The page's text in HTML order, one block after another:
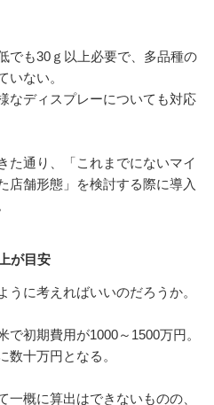
も30ｇ以上必要で、多品種の
いない。
なディスプレーについても対応
通り、「これまでにないマイ
店舗形態」を検討する際に導入
が目安
に考えればいいのだろうか。
初期費用が1000～1500万円。
数十万円となる。
概に算出はできないものの、